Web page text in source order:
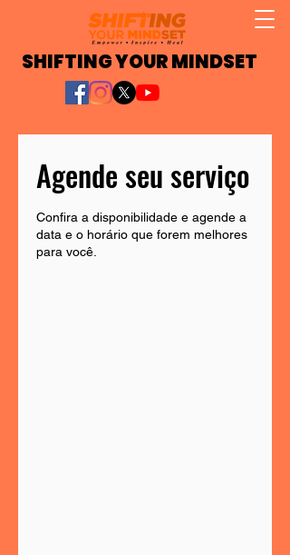
SHIFTING YOUR MINDSET
Agende seu serviço
Confira a disponibilidade e agende a
data e o horário que forem melhores
para você.